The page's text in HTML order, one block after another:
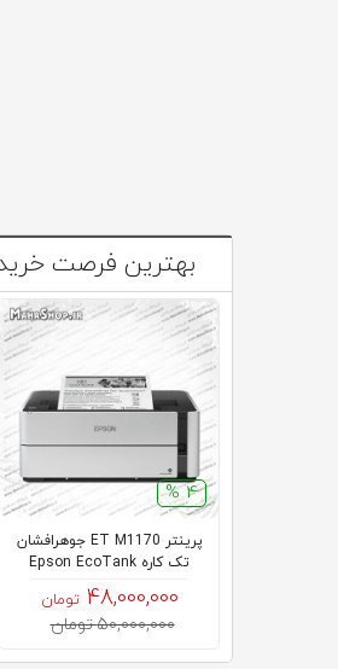
بهترین فرصت
4 %
پرینتر ET M1170 جوهرافشان
تک کاره Epson EcoTank
48,000,000 تومان
50,000,000 تومان